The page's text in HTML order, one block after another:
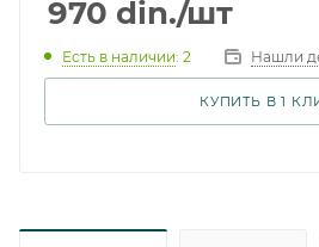
970 din./шт
Есть в наличии: 2 Нашли
КУПИТЬ В 1